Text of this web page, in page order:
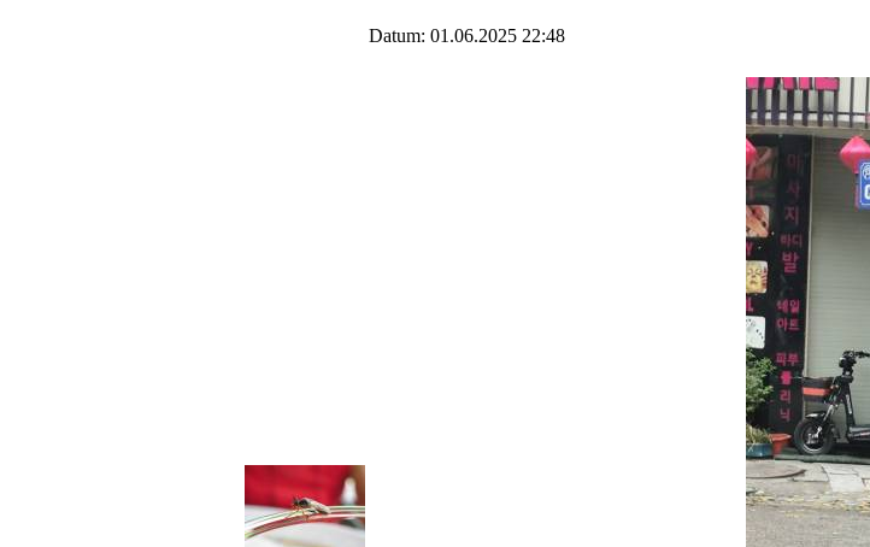
Datum: 01.06.2025 22:48